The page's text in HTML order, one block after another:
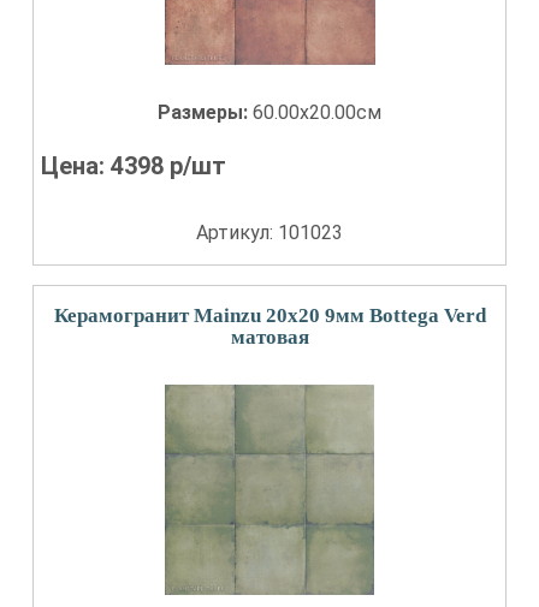
Размеры: 60.00x20.00см
Цена:4398 р/шт
Артикул: 101023
Керамогранит Mainzu 20x20 9мм Bottega Verd
матовая